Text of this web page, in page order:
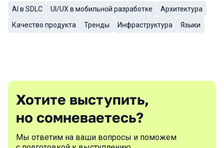
Темы докладов
AI в SDLC UI/UX в мобильной разработке
Архитектура
Качество продукта
Тренды Инфраструктура Языки
Хотите выступить,
но сомневаетесь?
Мы ответим на ваши вопросы и поможем